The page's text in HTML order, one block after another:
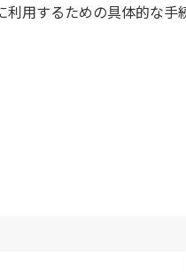
利用するための具体的な手